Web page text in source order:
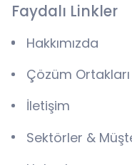
Faydalı Linkler
Hakkımızda
Çözüm Ortakları
İletişim
Sektörler &